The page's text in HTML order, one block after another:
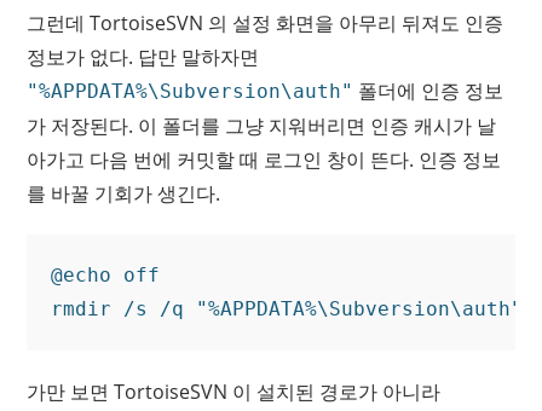
그런데 TortoiseSVN 의 설정 화면을 아무리 뒤져도 인증
정보가 없다. 답만 말하자면
"%APPDATA%\Subversion\auth" 폴더에 인증 정보
가 저장된다. 이 폴더를 그냥 지워버리면 인증 캐시가 날
아가고 다음 번에 커밋할 때 로그인 창이 뜬다. 인증 정보
를 바꿀 기회가 생긴다.
@echo off
가만 보면 TortoiseSVN 이 설치된 경로가 아니라